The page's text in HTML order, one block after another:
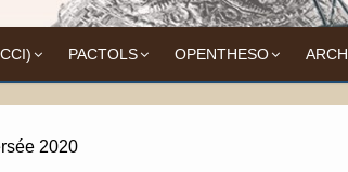
PACTOLS OPENTHESO
2020